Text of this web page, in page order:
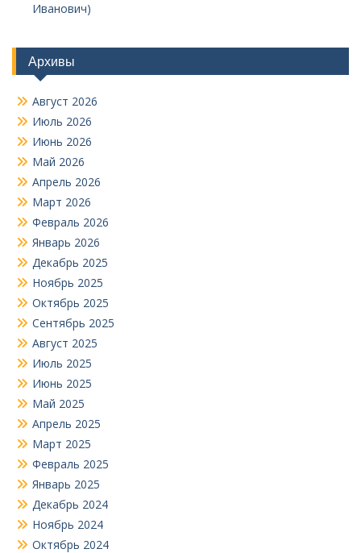
Иванович)
Архивы
Август 2026
Июль 2026
Июнь 2026
Май 2026
Апрель 2026
Март 2026
Февраль 2026
Январь 2026
Декабрь 2025
Ноябрь 2025
Октябрь 2025
Сентябрь 2025
Август 2025
Июль 2025
Июнь 2025
Май 2025
Апрель 2025
Март 2025
Февраль 2025
Январь 2025
Декабрь 2024
Ноябрь 2024
Октябрь 2024